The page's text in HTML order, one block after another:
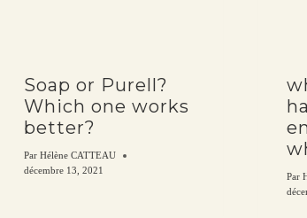
Soap or Purell?
Which one works
better?
Par Hélène CATTEAU
décembre 13, 2021
Par